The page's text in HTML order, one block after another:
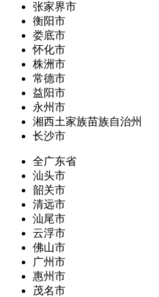
张家界市
衡阳市
娄底市
怀化市
株洲市
常德市
益阳市
永州市
湘西土家族苗族自治州
长沙市
全广东省
汕头市
韶关市
清远市
汕尾市
云浮市
佛山市
广州市
惠州市
茂名市